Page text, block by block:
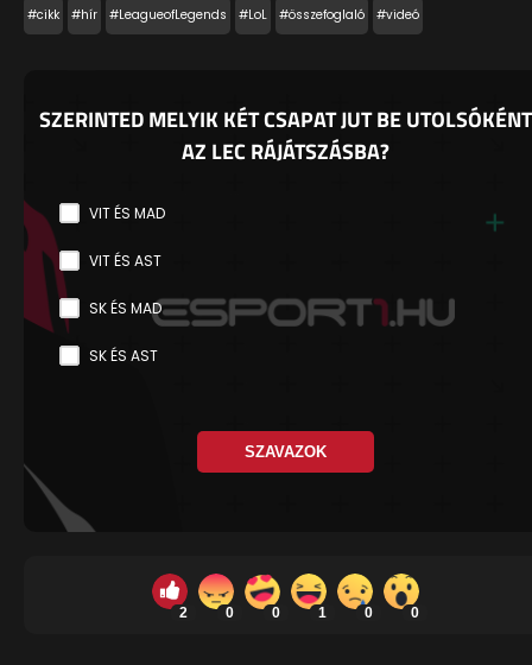
#cikk #hír #LeagueofLegends #LoL #összefoglaló #videó
SZERINTED MELYIK KÉT CSAPAT JUT BE UTOLSÓKÉNT
AZ LEC RÁJÁTSZÁSBA?
VIT ÉS MAD
VIT ÉS AST
SK ÉS MAD
SK ÉS AST
SZAVAZOK
2 0 0 1 0 0